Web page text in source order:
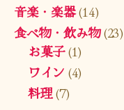
音楽・楽器(14)
食べ物・飲み物(23)
お菓子(1)
ワイン (4)
料理(7)